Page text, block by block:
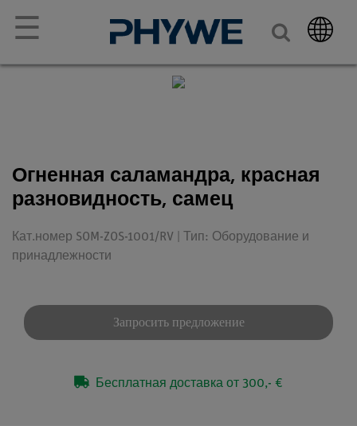
☰
Огненная саламандра, красная
разновидность, самец
Кат.номер SOM-ZOS-1001/RV | Тип: Оборудование и
принадлежности
Запросить предложение
Бесплатная доставка от 300,- €